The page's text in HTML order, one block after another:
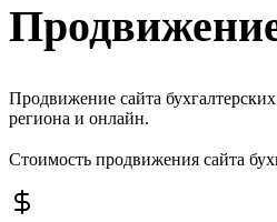
Продвижение сайта
региона и онлайн.
Стоимость продвижения сайта